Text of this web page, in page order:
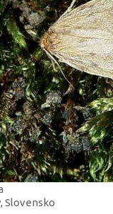
Slovensko